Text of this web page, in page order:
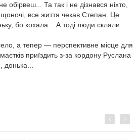
обірвеш... Та так і не дізнався ніхто,
все життя чекав Степан. Це
бо кохала... А тоді люди склали
а тепер — перспективне місце для
приїздить з-за кордону Руслана
Previous
Next